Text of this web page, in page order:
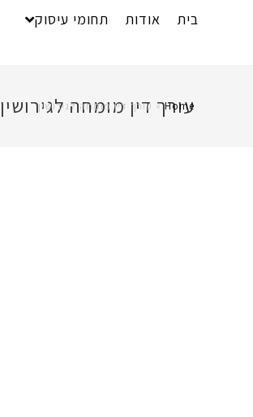
בית אודות תחומי עיסוק
עורך דין מומחה לגירושין
Home
» עורך דין מומחה לגירושין